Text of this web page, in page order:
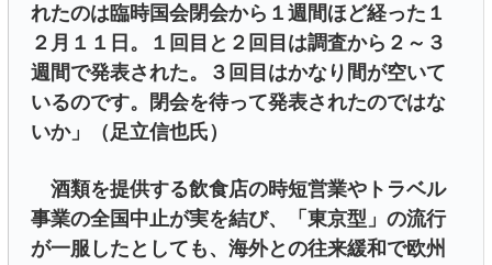
れたのは臨時国会閉会から１週間ほど経った１
２月１１日。１回目と２回目は調査から２～３
週間で発表された。３回目はかなり間が空いて
いるのです。閉会を待って発表されたのではな
いか」（足立信也氏）
酒類を提供する飲食店の時短営業やトラベル
事業の全国中止が実を結び、「東京型」の流行
が一服したとしても、海外との往来緩和で欧州